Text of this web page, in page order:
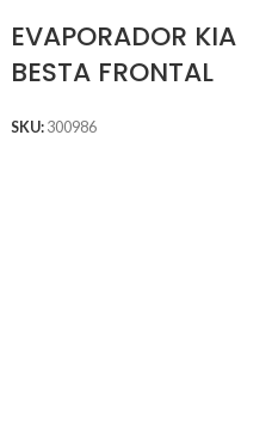
EVAPORADOR KIA
BESTA FRONTAL
SKU: 300986